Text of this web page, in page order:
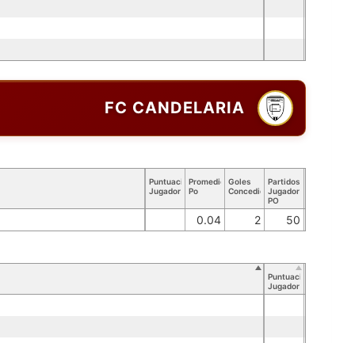
FC CANDELARIA
Puntuación
Jugador
Promedio
Po
Goles
Concedidos
Partidos
Jugador
PO
0.04 2 50
Puntuación
Jugador